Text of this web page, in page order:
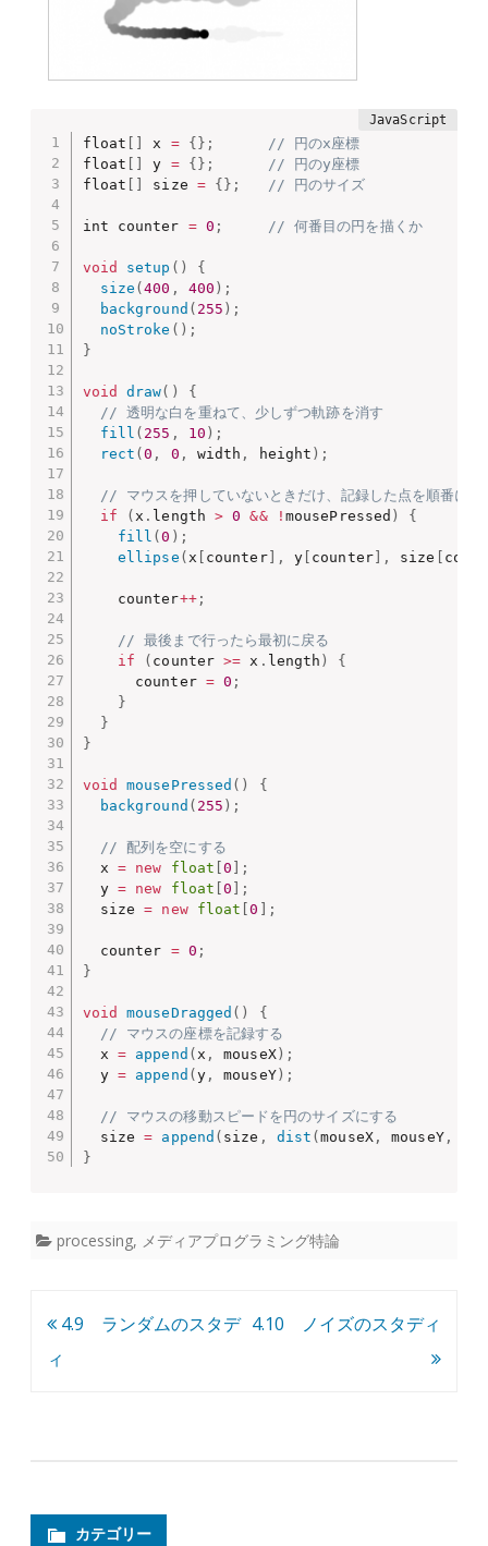
float x = { } ;
// 円のx座標
float
y = { } ;
// 円のy座標
float
size = { } ; // 円のサイズ
int counter = 0 ; // 何番目の円を描くか
void setup ( )
{
size (400 , 400 ) ;
background ( 255 ) ;
noStroke ( ) ;
}
void draw( )
{
// 透明な白を重ねて、少しずつ軌跡を消す
fill ( 255 , 10 ) ;
rect (0 , 0 , width , height ) ;
// マウスを押していないときだけ、記録した点を順番に描
if
(x . length > 0 && ! mousePressed )
{
fill (0 ) ;
ellipse ( x counter] , y counter] , size
    counter
++;
// 最後まで行ったら最初に戻る
if
( counter >= x . length )
{
      counter
= 0 ;
}
}
}
void mousePressed ( )
{
background ( 255 ) ;
// 配列を空にする
  x
= new float [0
;
  y
= new float [0
;
  size
= new float [0 ;
  counter
= 0 ;
}
void mouseDragged ( )
{
// マウスの座標を記録する
  x
= append ( x , mouseX) ;
  y
= append ( y, mouseY) ;
// マウスの移動スピードを円のサイズにする
  size
= append ( size , dist (mouseX, mouseY,
}
processing, メディアプログラミング特論
投
稿
シ
4.9 ランダムのスタデ
ィ
4.10 ノイズのスタディ
カテゴリー